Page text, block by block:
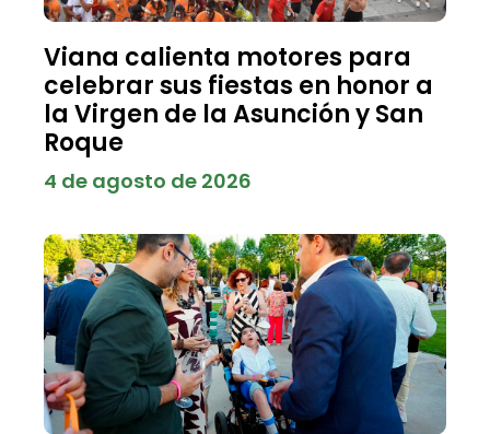
Viana calienta motores para
celebrar sus fiestas en honor a
la Virgen de la Asunción y San
Roque
4 de agosto de 2026